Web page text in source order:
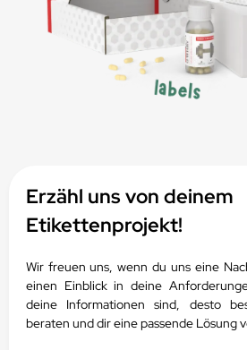
Erzähl uns von deinem
Etikettenprojekt!
Wir freuen uns, wenn du uns eine
einen Einblick in deine
deine Informationen sind, desto
beraten und dir eine passende Lösung